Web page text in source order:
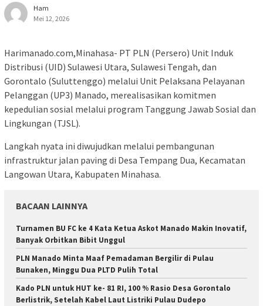
Ham
Mei 12, 2026
Harimanado.com,Minahasa- PT PLN (Persero) Unit Induk
Distribusi (UID) Sulawesi Utara, Sulawesi Tengah, dan
Gorontalo (Suluttenggo) melalui Unit Pelaksana Pelayanan
Pelanggan (UP3) Manado, merealisasikan komitmen
kepedulian sosial melalui program Tanggung Jawab Sosial dan
Lingkungan (TJSL).
Langkah nyata ini diwujudkan melalui pembangunan
infrastruktur jalan paving di Desa Tempang Dua, Kecamatan
Langowan Utara, Kabupaten Minahasa.
BACAAN LAINNYA
Turnamen BU FC ke 4 Kata Ketua Askot Manado Makin Inovatif,
Banyak Orbitkan Bibit Unggul
PLN Manado Minta Maaf Pemadaman Bergilir di Pulau
Bunaken, Minggu Dua PLTD Pulih Total
Kado PLN untuk HUT ke- 81 RI, 100 % Rasio Desa Gorontalo
Berlistrik, Setelah Kabel Laut Listriki Pulau Dudepo